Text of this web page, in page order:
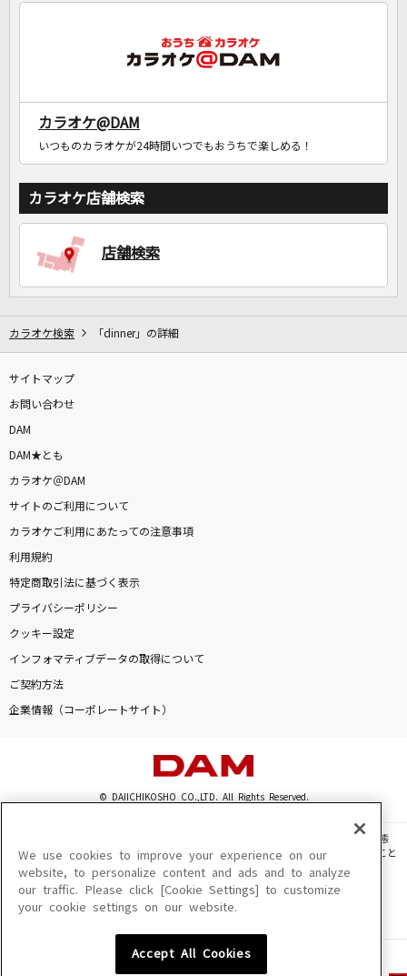
カラオケ@DAM
いつものカラオケが24時間いつでもおうちで楽しめる！
カラオケ店舗検索
店舗検索
カラオケ検索 「dinner」の詳細
サイトマップ
お問い合わせ
DAM
DAM★とも
カラオケ＠DAM
サイトのご利用について
カラオケご利用にあたっての注意事項
利用規約
特定商取引法に基づく表示
プライバシーポリシー
クッキー設定
インフォマティブデータの取得について
ご契約方法
企業情報（コーポレートサイト）
© DAIICHIKOSHO CO.,LTD. All Rights Reserved.
このサイトに掲載されている一切の文章・画像・写真・動画・音声等を、手段や形態
を問わず、著作権法の定める範囲を超えて無断で複製、転載、ファイル化などすること
を禁じます。
楽曲及びコンテンツは、機種によりご利用いただけない場合があります。
楽曲及びコンテンツの配信日、配信内容が変更になる場合があります。
We use cookies to improve your experience on our
website, to personalize content and ads and to analyze
our traffic. Please click [Cookie Settings] to customize
your cookie settings on our website.
Accept All Cookies